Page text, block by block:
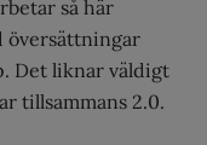
så här
översättningar
Det liknar väldigt
tillsammans 2.0.